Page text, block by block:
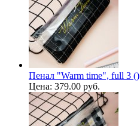
Пенал "Warm time", full 3 ()
Цена: 379.00 руб.